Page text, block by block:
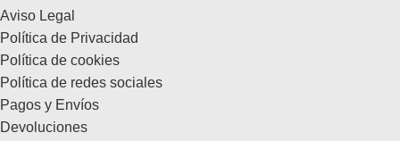
Aviso Legal
Política de Privacidad
Política de cookies
Política de redes sociales
Pagos y Envíos
Devoluciones